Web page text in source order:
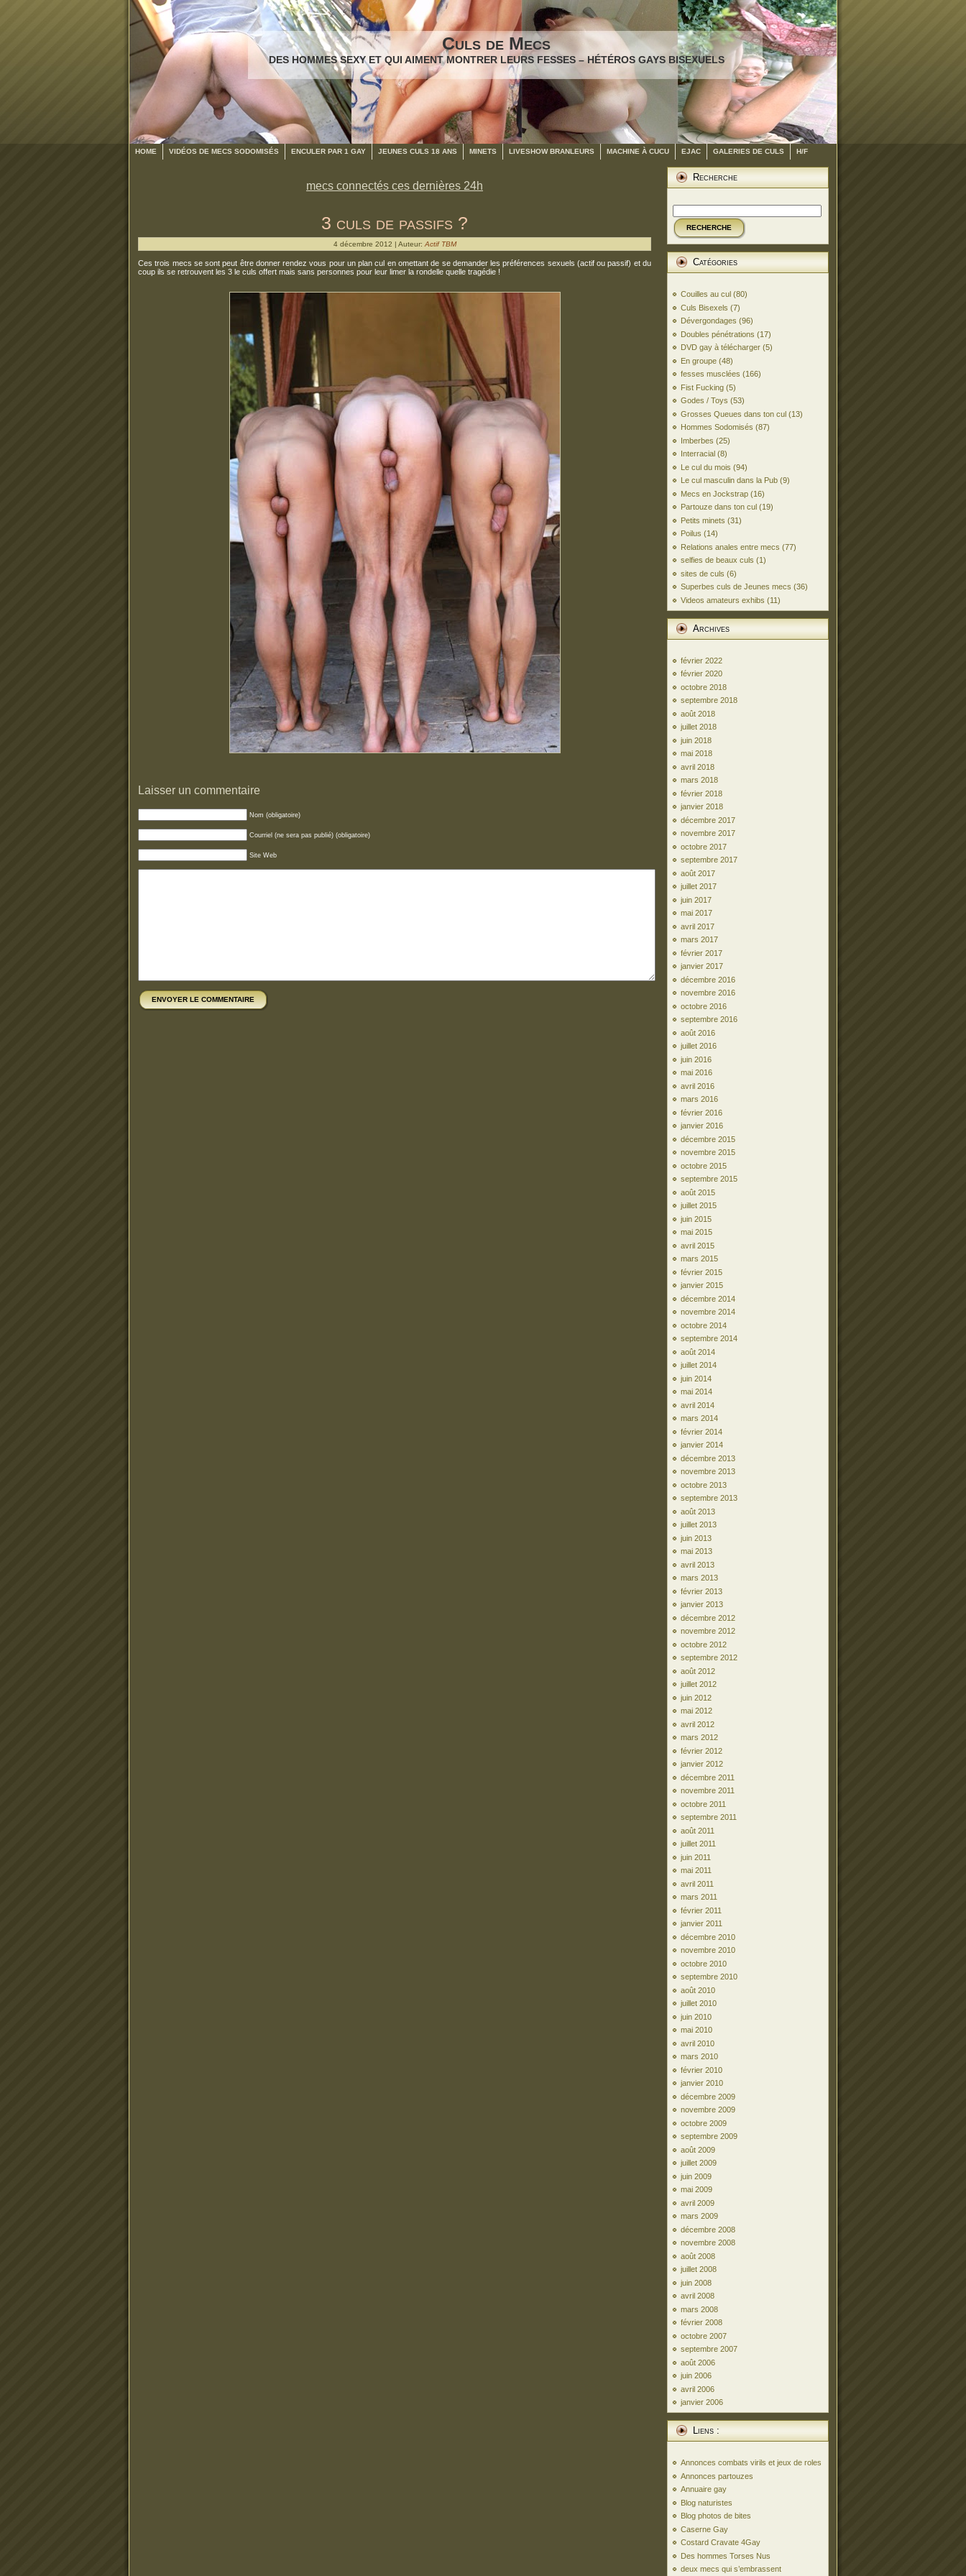
Culs de Mecs
DES HOMMES SEXY ET QUI AIMENT MONTRER LEURS FESSES – HÉTÉROS GAYS BISEXUELS
HOME VIDÉOS DE MECS SODOMISÉS ENCULER PAR 1 GAY JEUNES CULS 18 ANS MINETS LIVESHOW BRANLEURS MACHINE À CUCU EJAC GALERIES DE CULS H/F
mecs connectés ces dernières 24h
3 culs de passifs ?
4 décembre 2012 | Auteur: Actif TBM
Ces trois mecs se sont peut être donner rendez vous pour un plan cul en omettant de se demander les préférences sexuels (actif ou passif) et du
coup ils se retrouvent les 3 le culs offert mais sans personnes pour leur limer la rondelle quelle tragédie !
Laisser un commentaire
Nom (obligatoire)
Courriel (ne sera pas publié) (obligatoire)
Site Web
ENVOYER LE COMMENTAIRE
Recherche
RECHERCHE
Catégories
Couilles au cul (80)
Culs Bisexels (7)
Dévergondages (96)
Doubles pénétrations (17)
DVD gay à télécharger (5)
En groupe (48)
fesses musclées (166)
Fist Fucking (5)
Godes / Toys (53)
Grosses Queues dans ton cul (13)
Hommes Sodomisés (87)
Imberbes (25)
Interracial (8)
Le cul du mois (94)
Le cul masculin dans la Pub (9)
Mecs en Jockstrap (16)
Partouze dans ton cul (19)
Petits minets (31)
Poilus (14)
Relations anales entre mecs (77)
selfies de beaux culs (1)
sites de culs (6)
Superbes culs de Jeunes mecs (36)
Videos amateurs exhibs (11)
Archives
février 2022
février 2020
octobre 2018
septembre 2018
août 2018
juillet 2018
juin 2018
mai 2018
avril 2018
mars 2018
février 2018
janvier 2018
décembre 2017
novembre 2017
octobre 2017
septembre 2017
août 2017
juillet 2017
juin 2017
mai 2017
avril 2017
mars 2017
février 2017
janvier 2017
décembre 2016
novembre 2016
octobre 2016
septembre 2016
août 2016
juillet 2016
juin 2016
mai 2016
avril 2016
mars 2016
février 2016
janvier 2016
décembre 2015
novembre 2015
octobre 2015
septembre 2015
août 2015
juillet 2015
juin 2015
mai 2015
avril 2015
mars 2015
février 2015
janvier 2015
décembre 2014
novembre 2014
octobre 2014
septembre 2014
août 2014
juillet 2014
juin 2014
mai 2014
avril 2014
mars 2014
février 2014
janvier 2014
décembre 2013
novembre 2013
octobre 2013
septembre 2013
août 2013
juillet 2013
juin 2013
mai 2013
avril 2013
mars 2013
février 2013
janvier 2013
décembre 2012
novembre 2012
octobre 2012
septembre 2012
août 2012
juillet 2012
juin 2012
mai 2012
avril 2012
mars 2012
février 2012
janvier 2012
décembre 2011
novembre 2011
octobre 2011
septembre 2011
août 2011
juillet 2011
juin 2011
mai 2011
avril 2011
mars 2011
février 2011
janvier 2011
décembre 2010
novembre 2010
octobre 2010
septembre 2010
août 2010
juillet 2010
juin 2010
mai 2010
avril 2010
mars 2010
février 2010
janvier 2010
décembre 2009
novembre 2009
octobre 2009
septembre 2009
août 2009
juillet 2009
juin 2009
mai 2009
avril 2009
mars 2009
décembre 2008
novembre 2008
août 2008
juillet 2008
juin 2008
avril 2008
mars 2008
février 2008
octobre 2007
septembre 2007
août 2006
juin 2006
avril 2006
janvier 2006
Liens :
Annonces combats virils et jeux de roles
Annonces partouzes
Annuaire gay
Blog naturistes
Blog photos de bites
Caserne Gay
Costard Cravate 4Gay
Des hommes Torses Nus
deux mecs qui s’embrassent